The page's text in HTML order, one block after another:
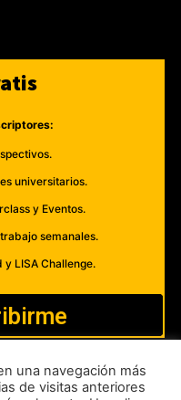
universitarios.
y Eventos.
semanales.
y LISA Challenge.
una navegación más
de visitas anteriores